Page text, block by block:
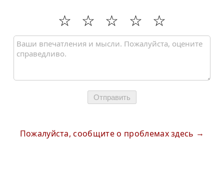
Отправить
Пожалуйста, сообщите о проблемах здесь